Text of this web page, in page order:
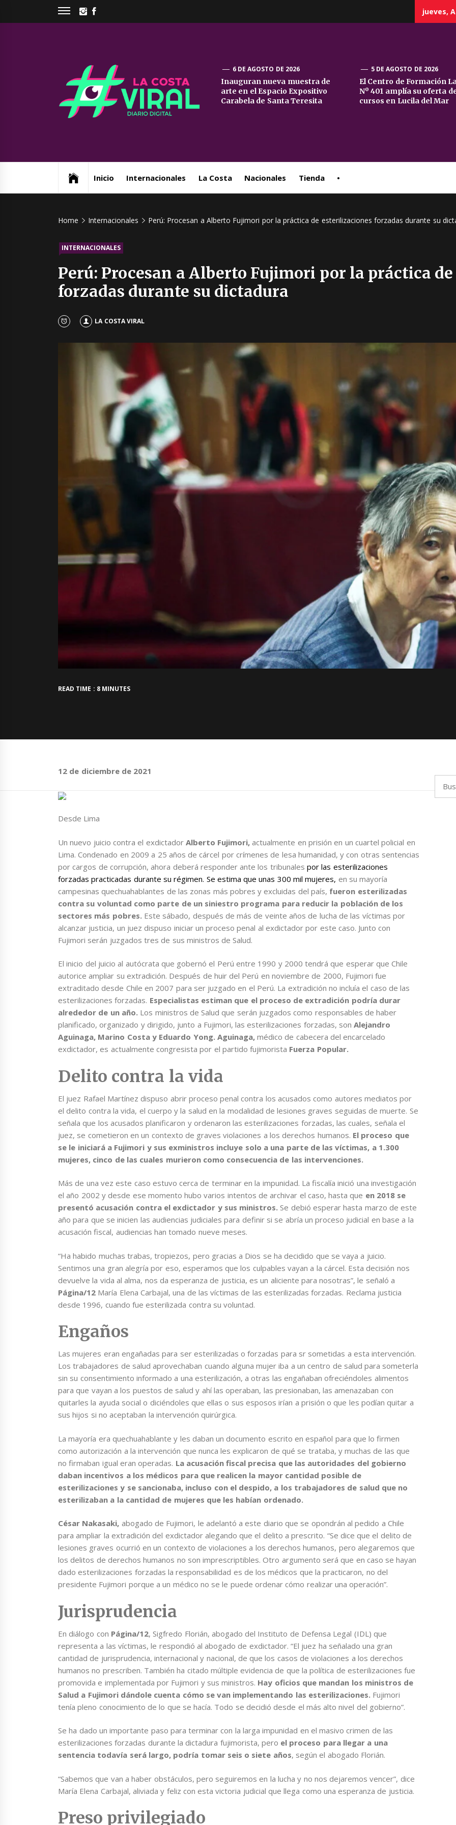
INSTAGRAM
jueves,
La
Costa
6 DE AGOSTO DE 2026
Inauguran nueva muestra de
arte en el Espacio Expositivo
Carabela de Santa Teresita
5 DE AGOSTO DE 2026
El Centro de Formación
Nº 401 amplía su oferta
cursos en Lucila del Mar
Inicio Internacionales La Costa Nacionales Tienda •
Home Internacionales Perú: Procesan a Alberto Fujimori por la práctica de esterilizaciones forzadas durante su
INTERNACIONALES
Perú: Procesan a Alberto Fujimori por la práctica
forzadas durante su dictadura
LA COSTA VIRAL
READ TIME : 8 MINUTES
12 de diciembre de 2021
Desde Lima
Un nuevo juicio contra el exdictador Alberto Fujimori, actualmente en prisión en un cuartel policial en
Lima. Condenado en 2009 a 25 años de cárcel por crímenes de lesa humanidad, y con otras sentencias
por cargos de corrupción, ahora deberá responder ante los tribunales por las esterilizaciones
forzadas practicadas durante su régimen. Se estima que unas 300 mil mujeres, en su mayoría
campesinas quechuahablantes de las zonas más pobres y excluidas del país, fueron esterilizadas
contra su voluntad como parte de un siniestro programa para reducir la población de los
sectores más pobres. Este sábado, después de más de veinte años de lucha de las víctimas por
alcanzar justicia, un juez dispuso iniciar un proceso penal al exdictador por este caso. Junto con
Fujimori serán juzgados tres de sus ministros de Salud.
El inicio del juicio al autócrata que gobernó el Perú entre 1990 y 2000 tendrá que esperar que Chile
autorice ampliar su extradición. Después de huir del Perú en noviembre de 2000, Fujimori fue
extraditado desde Chile en 2007 para ser juzgado en el Perú. La extradición no incluía el caso de las
esterilizaciones forzadas. Especialistas estiman que el proceso de extradición podría durar
alrededor de un año. Los ministros de Salud que serán juzgados como responsables de haber
planificado, organizado y dirigido, junto a Fujimori, las esterilizaciones forzadas, son Alejandro
Aguinaga, Marino Costa y Eduardo Yong. Aguinaga,médico de cabecera del encarcelado
exdictador, es actualmente congresista por el partido fujimorista Fuerza Popular.
Delito contra la vida
El juez Rafael Martínez dispuso abrir proceso penal contra los acusados como autores mediatos por
el delito contra la vida, el cuerpo y la salud en la modalidad de lesiones graves seguidas de muerte. Se
señala que los acusados planificaron y ordenaron las esterilizaciones forzadas, las cuales, señala el
juez, se cometieron en un contexto de graves violaciones a los derechos humanos. El proceso que
se le iniciará a Fujimori y sus exministros incluye solo a una parte de las víctimas, a 1.300
mujeres, cinco de las cuales murieron como consecuencia de las intervenciones.
Más de una vez este caso estuvo cerca de terminar en la impunidad. La fiscalía inició una investigación
el año 2002 y desde ese momento hubo varios intentos de archivar el caso, hasta que en 2018 se
presentó acusación contra el exdictador y sus ministros.Se debió esperar hasta marzo de este
año para que se inicien las audiencias judiciales para definir si se abría un proceso judicial en base a la
acusación fiscal, audiencias han tomado nueve meses.
“Ha habido muchas trabas, tropiezos, pero gracias a Dios se ha decidido que se vaya a juicio.
Sentimos una gran alegría por eso, esperamos que los culpables vayan a la cárcel. Esta decisión nos
devuelve la vida al alma, nos da esperanza de justicia, es un aliciente para nosotras”, le señaló a
Página/12 María Elena Carbajal, una de las víctimas de las esterilizadas forzadas. Reclama justicia
desde 1996, cuando fue esterilizada contra su voluntad.
Engaños
Las mujeres eran engañadas para ser esterilizadas o forzadas para sr sometidas a esta intervención.
Los trabajadores de salud aprovechaban cuando alguna mujer iba a un centro de salud para someterla
sin su consentimiento informado a una esterilización, a otras las engañaban ofreciéndoles alimentos
para que vayan a los puestos de salud y ahí las operaban, las presionaban, las amenazaban con
quitarles la ayuda social o diciéndoles que ellas o sus esposos irían a prisión o que les podían quitar a
sus hijos si no aceptaban la intervención quirúrgica.
La mayoría era quechuahablante y les daban un documento escrito en español para que lo firmen
como autorización a la intervención que nunca les explicaron de qué se trataba, y muchas de las que
no firmaban igual eran operadas. La acusación fiscal precisa que las autoridades del gobierno
daban incentivos a los médicos para que realicen la mayor cantidad posible de
esterilizaciones y se sancionaba, incluso con el despido, a los trabajadores de salud que no
esterilizaban a la cantidad de mujeres que les habían ordenado.
César Nakasaki, abogado de Fujimori, le adelantó a este diario que se opondrán al pedido a Chile
para ampliar la extradición del exdictador alegando que el delito a prescrito. “Se dice que el delito de
lesiones graves ocurrió en un contexto de violaciones a los derechos humanos, pero alegaremos que
los delitos de derechos humanos no son imprescriptibles. Otro argumento será que en caso se hayan
dado esterilizaciones forzadas la responsabilidad es de los médicos que la practicaron, no del
presidente Fujimori porque a un médico no se le puede ordenar cómo realizar una operación”.
Jurisprudencia
En diálogo con Página/12, Sigfredo Florián, abogado del Instituto de Defensa Legal (IDL) que
representa a las víctimas, le respondió al abogado de exdictador. “El juez ha señalado una gran
cantidad de jurisprudencia, internacional y nacional, de que los casos de violaciones a los derechos
humanos no prescriben. También ha citado múltiple evidencia de que la política de esterilizaciones fue
promovida e implementada por Fujimori y sus ministros. Hay oficios que mandan los ministros de
Salud a Fujimori dándole cuenta cómo se van implementando las esterilizaciones. Fujimori
tenía pleno conocimiento de lo que se hacía. Todo se decidió desde el más alto nivel del gobierno”.
Se ha dado un importante paso para terminar con la larga impunidad en el masivo crimen de las
esterilizaciones forzadas durante la dictadura fujimorista, pero el proceso para llegar a una
sentencia todavía será largo, podría tomar seis o siete años, según el abogado Florián.
“Sabemos que van a haber obstáculos, pero seguiremos en la lucha y no nos dejaremos vencer”, dice
María Elena Carbajal, aliviada y feliz con esta victoria judicial que llega como una esperanza de justicia.
Preso privilegiado